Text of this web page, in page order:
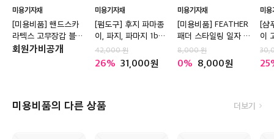
미용기자재
[미용비품] 핸드스카
라텍스 고무장갑 블랙
10쌍(좌,우 구별없음/
회원가비공개
미용기자재
[펌도구] 후지 파마종
이, 파지, 파마지 1box
(500매*20팩
=10000장)
42,000
26 31,000
미용기자재
[미용비품] FEATHER
패더 스타일링 일자 레
자날 10날입
8,000
0 8,000
미용
[샴
이
25
미용비품의 다른 상품 더보기